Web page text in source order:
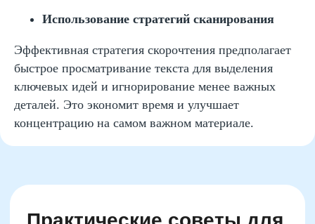
Использование стратегий сканирования
Эффективная стратегия скорочтения предполагает
быстрое просматривание текста для выделения
ключевых идей и игнорирование менее важных
деталей. Это экономит время и улучшает
концентрацию на самом важном материале.
Записаться на
пробный урок